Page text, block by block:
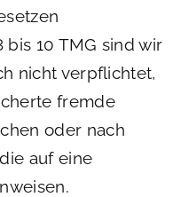
10 TMG sind wir
nicht verpflichtet,
fremde
oder nach
auf eine